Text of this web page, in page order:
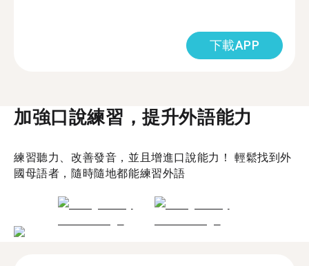
下載APP
加強口說練習，提升外語能力
練習聽力、改善發音，並且增進口說能力！ 輕鬆找到外
國母語者，隨時隨地都能練習外語